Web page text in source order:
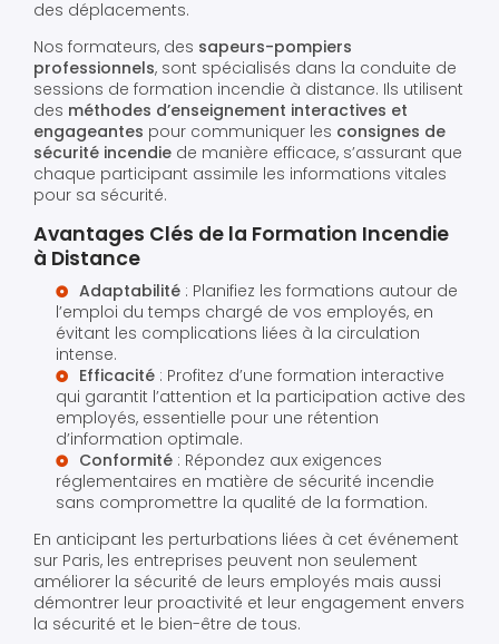
des déplacements.
Nos formateurs, des sapeurs-pompiers
professionnels, sont spécialisés dans la conduite de
sessions de formation incendie à distance. Ils utilisent
des méthodes d’enseignement interactives et
engageantes pour communiquer les consignes de
sécurité incendie de manière efficace, s’assurant que
chaque participant assimile les informations vitales
pour sa sécurité.
Avantages Clés de la Formation Incendie
à Distance
Adaptabilité : Planifiez les formations autour de
l’emploi du temps chargé de vos employés, en
évitant les complications liées à la circulation
intense.
Efficacité : Profitez d’une formation interactive
qui garantit l’attention et la participation active des
employés, essentielle pour une rétention
d’information optimale.
Conformité : Répondez aux exigences
réglementaires en matière de sécurité incendie
sans compromettre la qualité de la formation.
En anticipant les perturbations liées à cet événement
sur Paris, les entreprises peuvent non seulement
améliorer la sécurité de leurs employés mais aussi
démontrer leur proactivité et leur engagement envers
la sécurité et le bien-être de tous.